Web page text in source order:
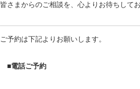
皆さまからのご相談を、心よりお待ちしてお
ご予約は下記よりお願いします。
■電話ご予約